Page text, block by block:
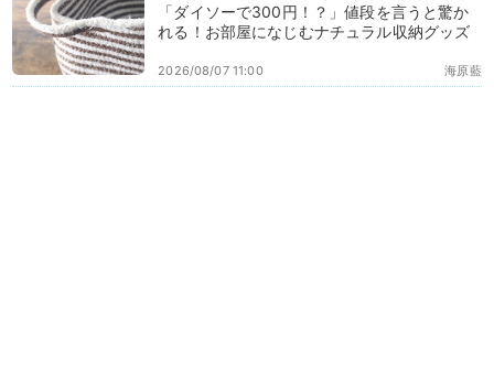
「ダイソーで300円！？」値段を言うと驚か
れる！お部屋になじむナチュラル収納グッズ
海原藍
2026/08/07 11:00